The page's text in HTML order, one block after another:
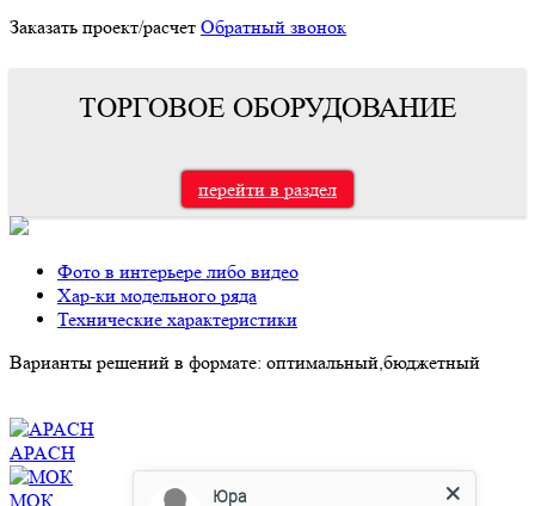
Заказать проект/расчет Обратный звонок
ТОРГОВОЕ ОБОРУДОВАНИЕ
перейти в раздел
Фото в интерьере либо видео
Хар-ки модельного ряда
Технические характеристики
Варианты решений в формате: оптимальный,бюджетный
APACH
МОК Юра